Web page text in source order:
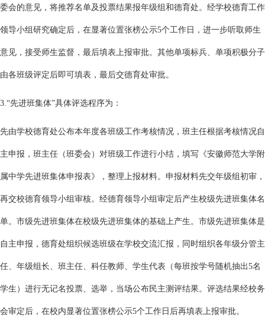
委会的意见，将推荐名单及投票结果报年级组和德育处。经学校德育工作
领导小组研究确定后，在显著位置张榜公示5个工作日，进一步听取师生
意见，接受师生监督，最后填表上报审批。其他单项标兵、单项积极分子
由各班级评定后即可填表，最后交德育处审批。
3.“先进班集体”具体评选程序为：
先由学校德育处公布本年度各班级工作考核情况，班主任根据考核情况自
主申报，班主任（班委会）对班级工作进行小结，填写《安徽师范大学附
属中学先进班集体申报表》，整理上报材料。申报材料先交年级组初审，
再交校德育领导小组审核。经德育领导小组审定后产生校级先进班集体名
单。市级先进班集体在校级先进班集体的基础上产生。市级先进班集体是
自主申报，德育处组织候选班级在学校交流汇报，同时组织各年级分管主
任、年级组长、班主任、科任教师、学生代表（每班按学号随机抽出5名
学生）进行无记名投票、选举，当场公布民主测评结果。评选结果经校务
会审定后，在校内显著位置张榜公示5个工作日后再填表上报审批。